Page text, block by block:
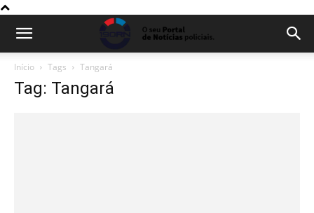
Início Tags Tangará
Tag: Tangará